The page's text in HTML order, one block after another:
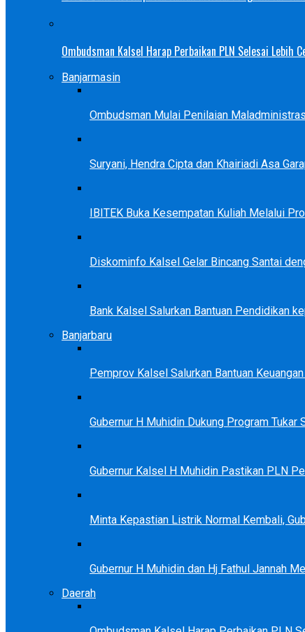
Ombudsman Kalsel Harap Perbaikan PLN Selesai Lebih
Banjarmasin
Ombudsman Mulai Penilaian
Suryani, Hendra Cipta dan Khairiadi Asa
IBITEK Buka Kesempatan Kuliah Melalui
Diskominfo Kalsel Gelar Bincang Santai
Bank Kalsel Salurkan Bantuan Pendidikan
Banjarbaru
Pemprov Kalsel Salurkan Bantuan
Gubernur H Muhidin Dukung Program Tukar
Gubernur Kalsel H Muhidin Pastikan PLN
Minta Kepastian Listrik Normal Kembali,
Gubernur H Muhidin dan Hj Fathul Jannah
Daerah